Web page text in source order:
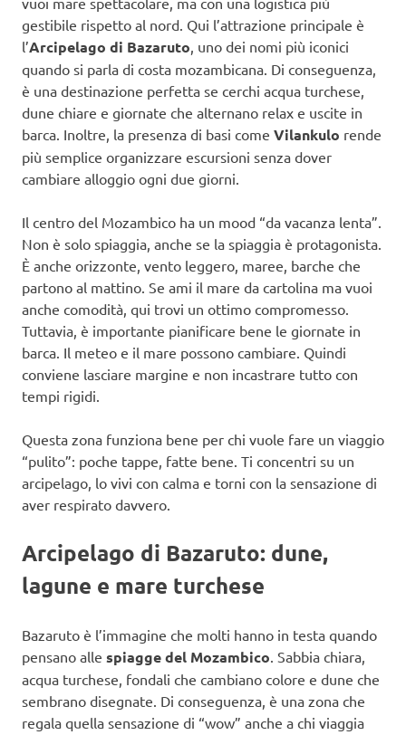
gestibile rispetto al nord. Qui l’attrazione principale è
l’Arcipelago di Bazaruto, uno dei nomi più iconici
quando si parla di costa mozambicana. Di conseguenza,
è una destinazione perfetta se cerchi acqua turchese,
dune chiare e giornate che alternano relax e uscite in
barca. Inoltre, la presenza di basi come Vilankulo rende
più semplice organizzare escursioni senza dover
cambiare alloggio ogni due giorni.
Il centro del Mozambico ha un mood “da vacanza lenta”.
Non è solo spiaggia, anche se la spiaggia è protagonista.
È anche orizzonte, vento leggero, maree, barche che
partono al mattino. Se ami il mare da cartolina ma vuoi
anche comodità, qui trovi un ottimo compromesso.
Tuttavia, è importante pianificare bene le giornate in
barca. Il meteo e il mare possono cambiare. Quindi
conviene lasciare margine e non incastrare tutto con
tempi rigidi.
Questa zona funziona bene per chi vuole fare un viaggio
“pulito”: poche tappe, fatte bene. Ti concentri su un
arcipelago, lo vivi con calma e torni con la sensazione di
aver respirato davvero.
Arcipelago di Bazaruto: dune,
lagune e mare turchese
Bazaruto è l’immagine che molti hanno in testa quando
pensano alle spiagge del Mozambico. Sabbia chiara,
acqua turchese, fondali che cambiano colore e dune che
sembrano disegnate. Di conseguenza, è una zona che
regala quella sensazione di “wow” anche a chi viaggia